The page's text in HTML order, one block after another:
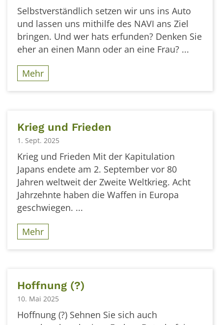
Selbstverständlich setzen wir uns ins Auto
und lassen uns mithilfe des NAVI ans Ziel
bringen. Und wer hats erfunden? Denken Sie
eher an einen Mann oder an eine Frau? ...
Mehr
Krieg und Frieden
1. Sept. 2025
Krieg und Frieden Mit der Kapitulation
Japans endete am 2. September vor 80
Jahren weltweit der Zweite Weltkrieg. Acht
Jahrzehnte haben die Waffen in Europa
geschwiegen. ...
Mehr
Hoffnung (?)
10. Mai 2025
Hoffnung (?) Sehnen Sie sich auch